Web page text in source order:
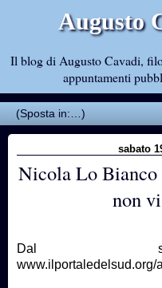
Augusto
Il blog di Augusto Cavadi,
appuntamenti
sabato
Nicola Lo Bianco
non
Dal
www.ilportaledelsud.org/